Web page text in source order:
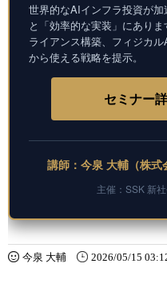
世界的なAIインフラ投資が加
と「効率的な実装」にあり
ライアンス構築、フィジカ
から使える戦略を提示。
セミナー
講師：今泉 大輔（株式
主催：SSK 新
今泉 大輔 2026/05/15